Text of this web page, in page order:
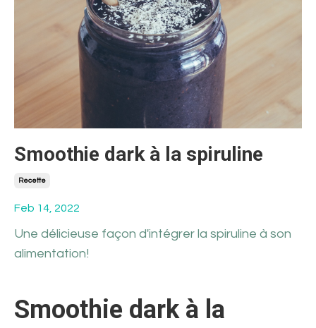
Smoothie dark à la spiruline
Recette
Feb 14, 2022
Une délicieuse façon d'intégrer la spiruline à son
alimentation!
Smoothie dark à la